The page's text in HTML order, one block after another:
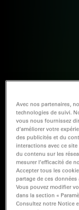
Avec nos partenaires,
technologies de suivi.
vous nous fournissez
d’améliorer votre
des publicités et du
interactions avec ce
du contenu sur les
mesurer l’efficacité de
Accepter tous les
partage de ces
Vous pouvez modifier
dans la section «
Consultez notre Notice